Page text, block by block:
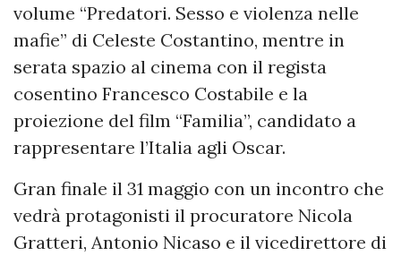
volume “Predatori. Sesso e violenza nelle
mafie” di Celeste Costantino, mentre in
serata spazio al cinema con il regista
cosentino Francesco Costabile e la
proiezione del film “Familia”, candidato a
rappresentare l’Italia agli Oscar.
Gran finale il 31 maggio con un incontro che
vedrà protagonisti il procuratore Nicola
Gratteri, Antonio Nicaso e il vicedirettore di